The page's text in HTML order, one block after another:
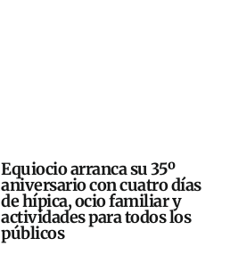
Equiocio arranca su 35º
aniversario con cuatro días
de hípica, ocio familiar y
actividades para todos los
públicos